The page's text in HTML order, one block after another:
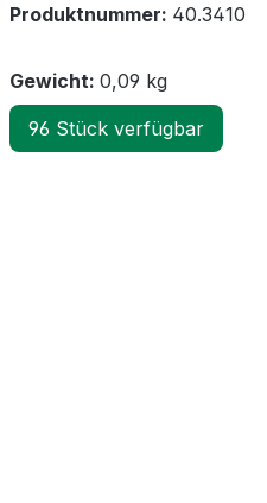
Produktnummer: 40.3410
Gewicht: 0,09 kg
96 Stück verfügbar